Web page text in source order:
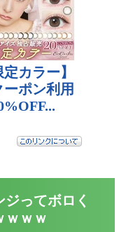
ってボロく
ｗｗｗ